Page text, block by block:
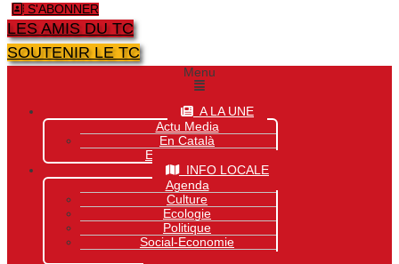
S'ABONNER
LES AMIS DU TC
SOUTENIR LE TC
Menu
A LA UNE
Actu Media
En Català
Exclusivité Site
INFO LOCALE
Agenda
Culture
Ecologie
Politique
Social-Economie